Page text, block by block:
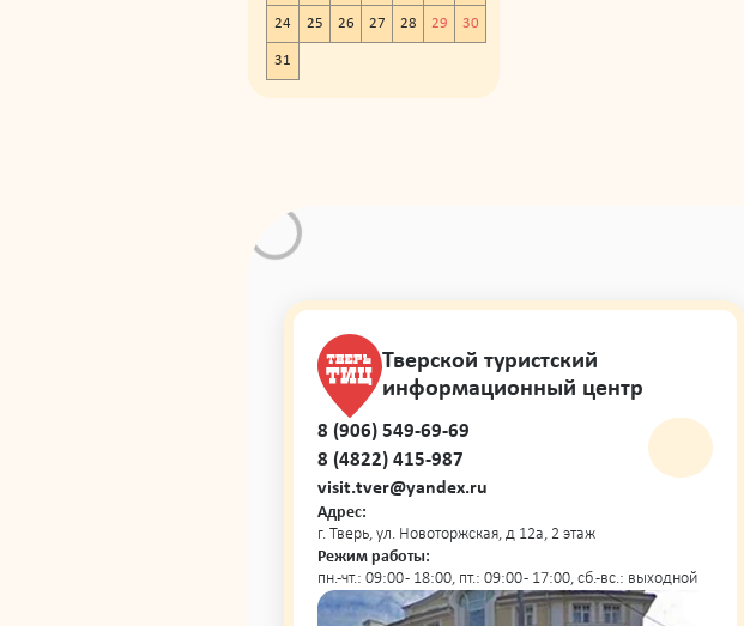
24 25 26 27 28 29 30
31
Тверской туристский
информационный центр
8 (906) 549-69-69
8 (4822) 415-987
visit.tver@yandex.ru
Адрес:
г. Тверь, ул. Новоторжская, д 12а, 2 этаж
Режим работы:
пн.-чт.: 09:00 - 18:00, пт.: 09:00 - 17:00, сб.-вс.: выходной